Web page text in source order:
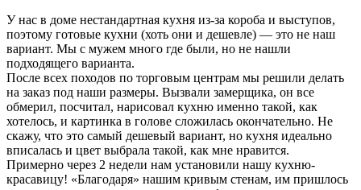
У нас в доме нестандартная кухня из-за короба и выступов,
поэтому готовые кухни (хоть они и дешевле) — это не наш
вариант. Мы с мужем много где были, но не нашли
подходящего варианта.
После всех походов по торговым центрам мы решили делать
на заказ под наши размеры. Вызвали замерщика, он все
обмерил, посчитал, нарисовал кухню именно такой, как
хотелось, и картинка в голове сложилась окончательно. Не
скажу, что это самый дешевый вариант, но кухня идеально
вписалась и цвет выбрала такой, как мне нравится.
Примерно через 2 недели нам установили нашу кухню-
красавицу! «Благодаря» нашим кривым стенам, им пришлось